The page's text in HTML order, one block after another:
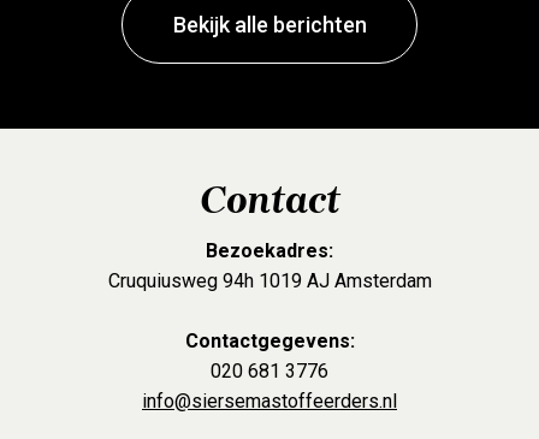
Bekijk alle berichten
Contact
Bezoekadres:
Cruquiusweg 94h 1019 AJ Amsterdam
Contactgegevens:
020 681 3776
info@siersemastoffeerders.nl